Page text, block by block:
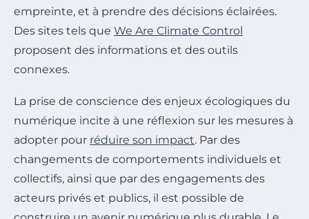
empreinte, et à prendre des décisions éclairées.
Des sites tels que We Are Climate Control
proposent des informations et des outils
connexes.
La prise de conscience des enjeux écologiques du
numérique incite à une réflexion sur les mesures à
adopter pour réduire son impact. Par des
changements de comportements individuels et
collectifs, ainsi que par des engagements des
acteurs privés et publics, il est possible de